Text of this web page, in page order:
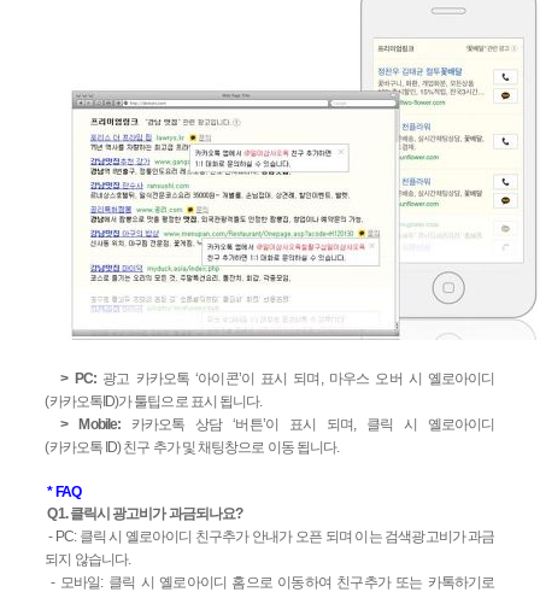
> PC: 광고 카카오톡‘아이콘’이 표시 되며 , 마우스 오버 시 옐로아이디
(카카오톡ID)가 툴팁으로 표시 됩니다.
> Mobile:
카카오톡 상담‘버튼’이 표시 되며, 클릭 시 옐로아이디
(카카오톡ID)친구 추가 및 채팅창으로 이동 됩니다.
* FAQ
Q1.클릭시 광고비가 과금되나요?
- PC: 클릭 시 옐로아이디 친구추가 안내가 오픈 되며 이는 검색광고비가 과금
되지 않습니다.
- 모바일 : 클릭 시 옐로아이디 홈으로 이동하여 친구추가 또는 카톡하기로